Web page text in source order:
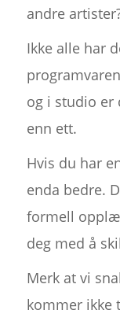
andre
Ikke alle har
og i studio er
enn ett.
Hvis du har
enda bedre.
formell
deg med å
Merk at vi
kommer ikke